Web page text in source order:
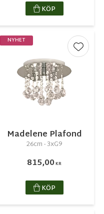
KÖP
i favoriter
Madelene Plafond
26cm - 3xG9
815,00KR
NYHET
Lägg
KÖP